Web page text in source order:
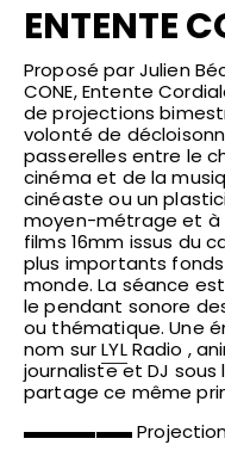
ENTENTE
Proposé par Julien
CONE, Entente
de projections
volonté de
passerelles entre le
cinéma et de la
cinéaste ou un
moyen-métrage et à
films 16mm issus du
plus importants
monde. La séance
le pendant sonore
ou thématique. Une
nom surLYLRadio ,
journaliste et DJ sous
partage ce même
▬▬▬▬▬▬